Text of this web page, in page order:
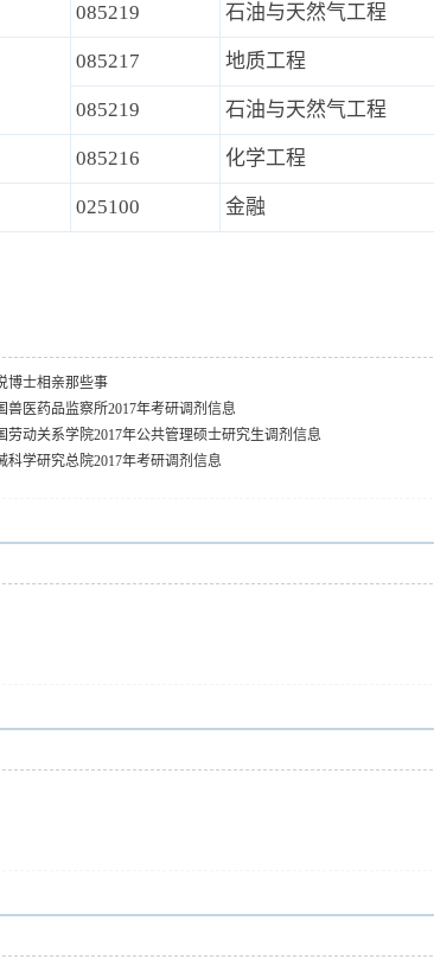
085219 石油与天然气工程
085217 地质工程
085219 石油与天然气工程
085216 化学工程
025100 金融
博士相亲那些事
兽医药品监察所2017年考研调剂信息
劳动关系学院2017年公共管理硕士研究生调剂信息
科学研究总院2017年考研调剂信息